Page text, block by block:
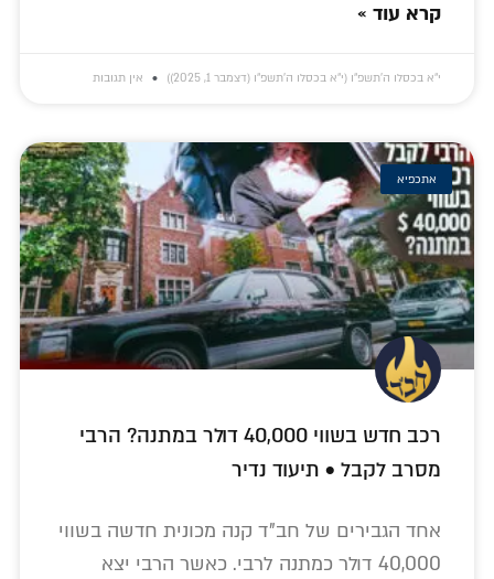
קרא עוד »
י״א בכסלו ה׳תשפ״ו (י״א בכסלו ה׳תשפ״ו (דצמבר 1, 2025)) אין תגובות
אתכפיא
רכב חדש בשווי 40,000 דולר במתנה? הרבי
מסרב לקבל • תיעוד נדיר
אחד הגבירים של חב"ד קנה מכונית חדשה בשווי
40,000 דולר כמתנה לרבי. כאשר הרבי יצא